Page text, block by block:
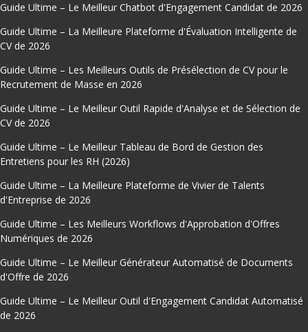
Guide Ultime – Le Meilleur Chatbot d'Engagement Candidat de 2026
Guide Ultime – La Meilleure Plateforme d'Évaluation Intelligente de
CV de 2026
Guide Ultime – Les Meilleurs Outils de Présélection de CV pour le
Recrutement de Masse en 2026
Guide Ultime – Le Meilleur Outil Rapide d'Analyse et de Sélection de
CV de 2026
Guide Ultime – Le Meilleur Tableau de Bord de Gestion des
Entretiens pour les RH (2026)
Guide Ultime – La Meilleure Plateforme de Vivier de Talents
d'Entreprise de 2026
Guide Ultime – Les Meilleurs Workflows d'Approbation d'Offres
Numériques de 2026
Guide Ultime – Le Meilleur Générateur Automatisé de Documents
d'Offre de 2026
Guide Ultime – Le Meilleur Outil d'Engagement Candidat Automatisé
de 2026